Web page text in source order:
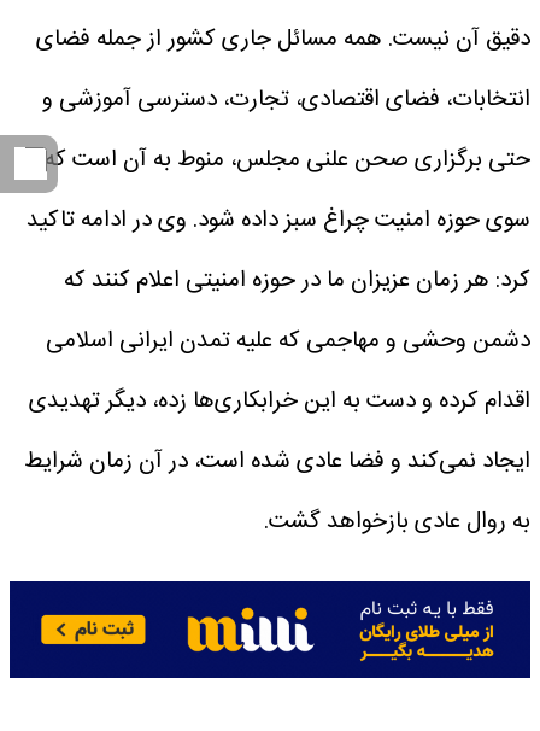
دقیق آن نیست. همه مسائل جاری کشور از جمله فضای
انتخابات، فضای اقتصادی، تجارت، دسترسی آموزشی و
حتی برگزاری صحن علنی مجلس، منوط به آن است که از
سوی حوزه امنیت چراغ سبز داده شود. وی در ادامه تاکید
کرد: هر زمان عزیزان ما در حوزه امنیتی اعلام کنند که
دشمن وحشی و مهاجمی که علیه تمدن ایرانی اسلامی
اقدام کرده و دست به این خرابکاری‌ها زده، دیگر تهدیدی
ایجاد نمی‌کند و فضا عادی شده است، در آن زمان شرایط
به روال عادی بازخواهد گشت.